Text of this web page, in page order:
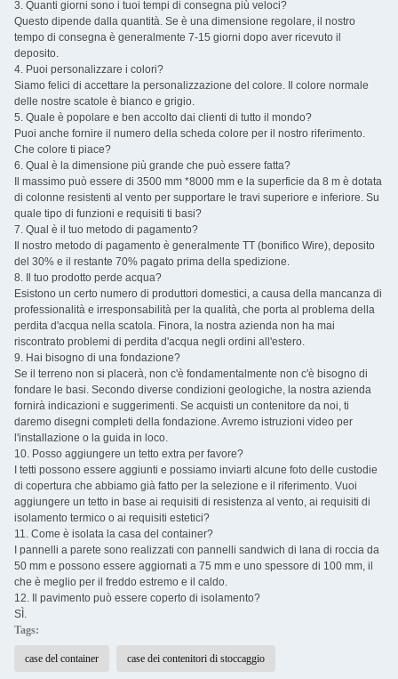
3. Quanti giorni sono i tuoi tempi di consegna più veloci?
Questo dipende dalla quantità. Se è una dimensione regolare, il nostro
tempo di consegna è generalmente 7-15 giorni dopo aver ricevuto il
deposito.
4. Puoi personalizzare i colori?
Siamo felici di accettare la personalizzazione del colore. Il colore normale
delle nostre scatole è bianco e grigio.
5. Quale è popolare e ben accolto dai clienti di tutto il mondo?
Puoi anche fornire il numero della scheda colore per il nostro riferimento.
Che colore ti piace?
6. Qual è la dimensione più grande che può essere fatta?
Il massimo può essere di 3500 mm *8000 mm e la superficie da 8 m è dotata
di colonne resistenti al vento per supportare le travi superiore e inferiore. Su
quale tipo di funzioni e requisiti ti basi?
7. Qual è il tuo metodo di pagamento?
Il nostro metodo di pagamento è generalmente TT (bonifico Wire), deposito
del 30% e il restante 70% pagato prima della spedizione.
8. Il tuo prodotto perde acqua?
Esistono un certo numero di produttori domestici, a causa della mancanza di
professionalità e irresponsabilità per la qualità, che porta al problema della
perdita d'acqua nella scatola. Finora, la nostra azienda non ha mai
riscontrato problemi di perdita d'acqua negli ordini all'estero.
9. Hai bisogno di una fondazione?
Se il terreno non si placerà, non c'è fondamentalmente non c'è bisogno di
fondare le basi. Secondo diverse condizioni geologiche, la nostra azienda
fornirà indicazioni e suggerimenti. Se acquisti un contenitore da noi, ti
daremo disegni completi della fondazione. Avremo istruzioni video per
l'installazione o la guida in loco.
10. Posso aggiungere un tetto extra per favore?
I tetti possono essere aggiunti e possiamo inviarti alcune foto delle custodie
di copertura che abbiamo già fatto per la selezione e il riferimento. Vuoi
aggiungere un tetto in base ai requisiti di resistenza al vento, ai requisiti di
isolamento termico o ai requisiti estetici?
11. Come è isolata la casa del container?
I pannelli a parete sono realizzati con pannelli sandwich di lana di roccia da
50 mm e possono essere aggiornati a 75 mm e uno spessore di 100 mm, il
che è meglio per il freddo estremo e il caldo.
12. Il pavimento può essere coperto di isolamento?
SÌ.
Tags:
case del container case dei contenitori di stoccaggio